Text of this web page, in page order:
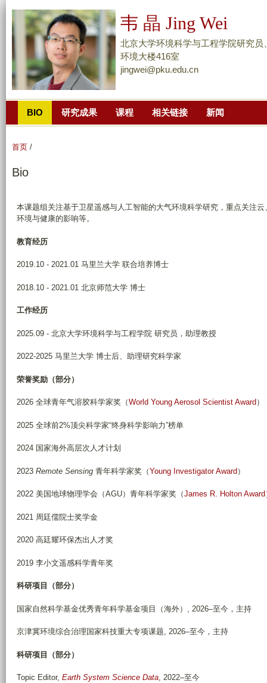
到
主
韦 晶 Jing Wei
北京大学环境科学与工程学院研究员
环境大楼416室
jingwei@pku.edu.cn
BIO 研究成果 课程 相关链接 新闻
首页 /
Bio
本课题组关注基于卫星遥感与人工智能的大气环境科学研究，重点关注
环境与健康的影响等。
教育经历
2019.10 - 2021.01 马里兰大学 联合培养博士
2018.10 - 2021.01 北京师范大学 博士
工作经历
2025.09 - 北京大学环境科学与工程学院 研究员，助理教授
2022-2025 马里兰大学 博士后、助理研究科学家
荣誉奖励（部分）
2026 全球青年气溶胶科学家奖（World Young Aerosol Scientist Award ）
2025 全球前2%顶尖科学家“终身科学影响力”榜单
2024 国家海外高层次人才计划
2023 Remote Sensing 青年科学家奖（Young Investigator Award ）
2022 美国地球物理学会（AGU）青年科学家奖（James R. Holton Award
2021 周廷儒院士奖学金
2020 高廷耀环保杰出人才奖
2019 李小文遥感科学青年奖
科研项目（部分）
国家自然科学基金优秀青年科学基金项目（海外）, 2026–至今，主持
京津冀环境综合治理国家科技重大专项课题, 2026–至今，主持
科研项目（部分）
Topic Editor, Earth System Science Data, 2022–至今